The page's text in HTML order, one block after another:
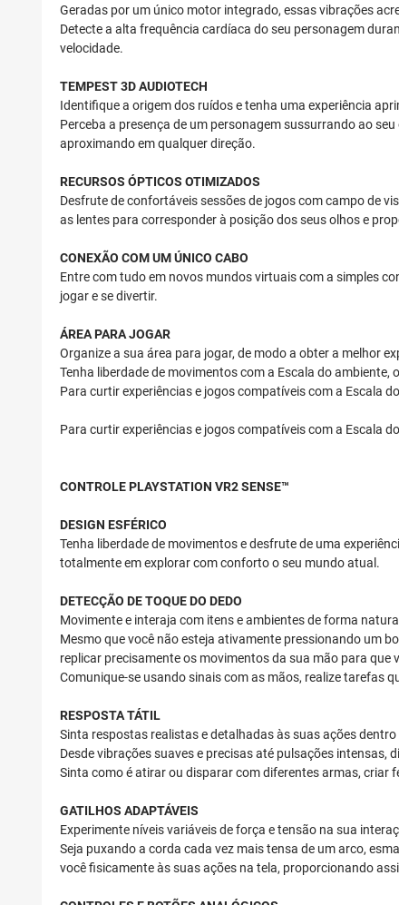
Geradas por um único motor integrado, essas vibrações
Detecte a alta frequência cardíaca do seu personagem
velocidade.
TEMPEST 3D AUDIOTECH
Identifique a origem dos ruídos e tenha uma experiência
Perceba a presença de um personagem sussurrando ao
aproximando em qualquer direção.
RECURSOS ÓPTICOS OTIMIZADOS
Desfrute de confortáveis sessões de jogos com campo de
as lentes para corresponder à posição dos seus olhos e
CONEXÃO COM UM ÚNICO CABO
Entre com tudo em novos mundos virtuais com a simples
jogar e se divertir.
ÁREA PARA JOGAR
Organize a sua área para jogar, de modo a obter a melhor
Tenha liberdade de movimentos com a Escala do
Para curtir experiências e jogos compatíveis com a Escala
Para curtir experiências e jogos compatíveis com a Escala
CONTROLE PLAYSTATION VR2 SENSE™
DESIGN ESFÉRICO
Tenha liberdade de movimentos e desfrute de uma
totalmente em explorar com conforto o seu mundo atual.
DETECÇÃO DE TOQUE DO DEDO
Movimente e interaja com itens e ambientes de forma
Mesmo que você não esteja ativamente pressionando um
replicar precisamente os movimentos da sua mão para que
Comunique-se usando sinais com as mãos, realize tarefas
RESPOSTA TÁTIL
Sinta respostas realistas e detalhadas às suas ações
Desde vibrações suaves e precisas até pulsações
Sinta como é atirar ou disparar com diferentes armas,
GATILHOS ADAPTÁVEIS
Experimente níveis variáveis de força e tensão na sua
Seja puxando a corda cada vez mais tensa de um arco,
você fisicamente às suas ações na tela, proporcionando